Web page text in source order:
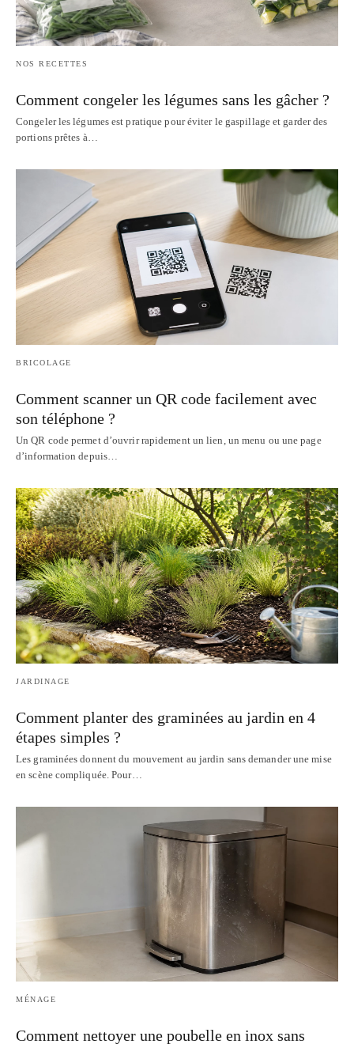
NOS RECETTES
Comment congeler les légumes sans les gâcher ?
Congeler les légumes est pratique pour éviter le gaspillage et garder des
portions prêtes à…
BRICOLAGE
Comment scanner un QR code facilement avec
son téléphone ?
Un QR code permet d’ouvrir rapidement un lien, un menu ou une page
d’information depuis…
JARDINAGE
Comment planter des graminées au jardin en 4
étapes simples ?
Les graminées donnent du mouvement au jardin sans demander une mise
en scène compliquée. Pour…
MÉNAGE
Comment nettoyer une poubelle en inox sans